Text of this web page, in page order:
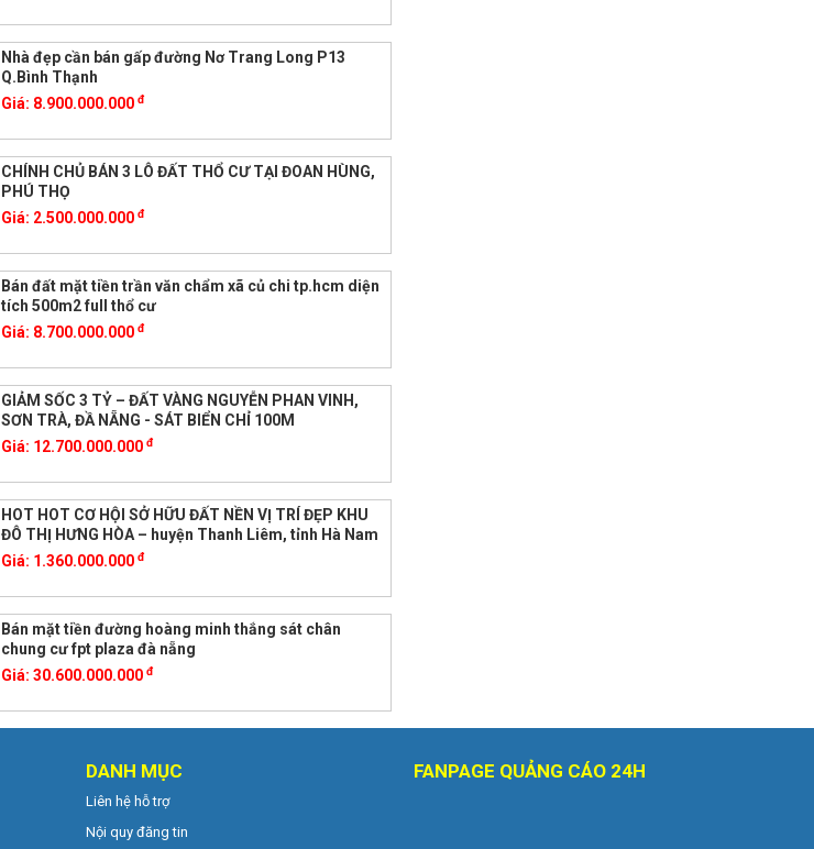
Nhà đẹp cần bán gấp đường Nơ Trang Long P13
Q.Bình Thạnh
Giá: 8.900.000.000đ
CHÍNH CHỦ BÁN 3 LÔ ĐẤT THỔ CƯ TẠI ĐOAN HÙNG,
PHÚ THỌ
Giá: 2.500.000.000đ
Bán đất mặt tiền trần văn chẩm xã củ chi tp.hcm diện
tích 500m2 full thổ cư
Giá: 8.700.000.000đ
GIẢM SỐC 3 TỶ – ĐẤT VÀNG NGUYỄN PHAN VINH,
SƠN TRÀ, ĐẦ NẴNG - SÁT BIỂN CHỈ 100M
Giá: 12.700.000.000đ
HOT HOT CƠ HỘI SỞ HỮU ĐẤT NỀN VỊ TRÍ ĐẸP KHU
ĐÔ THỊ HƯNG HÒA – huyện Thanh Liêm, tỉnh Hà Nam
Giá: 1.360.000.000đ
Bán mặt tiền đường hoàng minh thắng sát chân
chung cư fpt plaza đà nẵng
Giá:30.600.000.000đ
DANH MỤC
Liên hệ hỗ trợ
Nội quy đăng tin
FANPAGE QUẢNG CÁO 24H